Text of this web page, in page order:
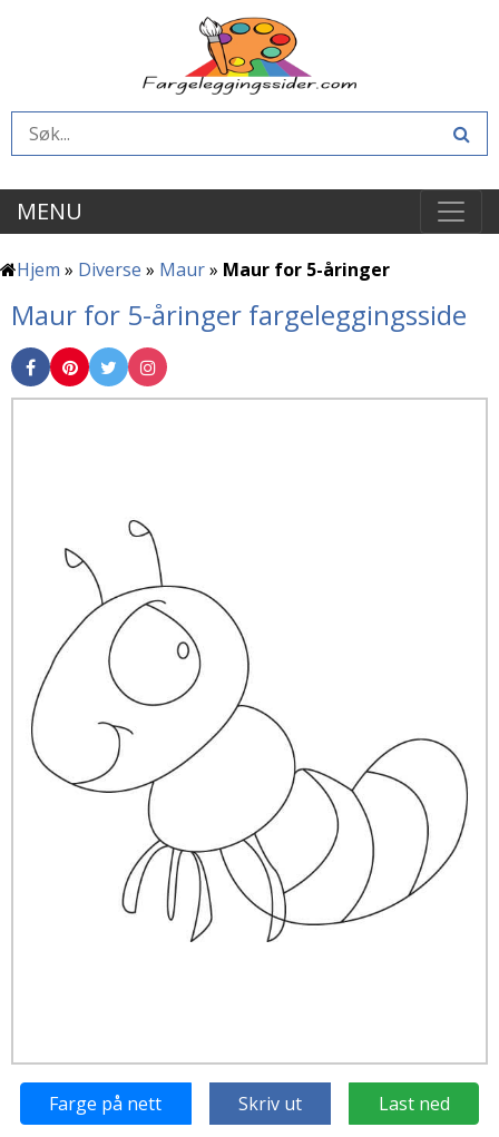
MENU
Hjem » Diverse » Maur» Maur for 5-åringer
Maur for 5-åringer fargeleggingsside
Farge på nett Skriv ut Last ned